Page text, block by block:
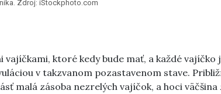
Zdroj: iStockphoto.com
ktoré kedy bude mať, a každé vajíčko
v takzvanom pozastavenom stave.
malá zásoba nezrelých vajíčok, a hoci väčšina